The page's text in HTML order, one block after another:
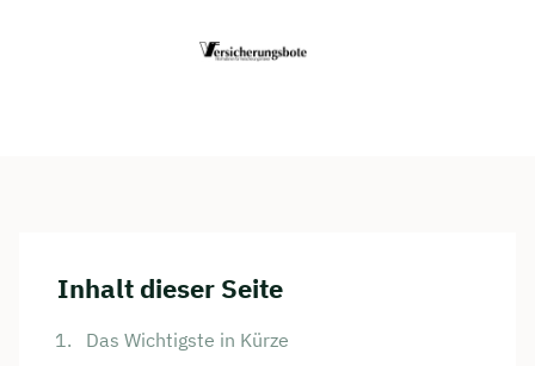
Inhalt dieser Seite
Das Wichtigste in Kürze